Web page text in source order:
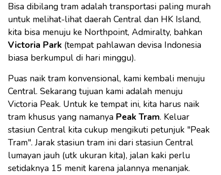
Bisa dibilang tram adalah transportasi paling murah
untuk melihat-lihat daerah Central dan HK Island,
kita bisa menuju ke Northpoint, Admiralty, bahkan
Victoria Park (tempat pahlawan devisa Indonesia
biasa berkumpul di hari minggu).
Puas naik tram konvensional, kami kembali menuju
Central. Sekarang tujuan kami adalah menuju
Victoria Peak. Untuk ke tempat ini, kita harus naik
tram khusus yang namanya Peak Tram. Keluar
stasiun Central kita cukup mengikuti petunjuk "Peak
Tram". Jarak stasiun tram ini dari stasiun Central
lumayan jauh (utk ukuran kita), jalan kaki perlu
setidaknya 15 menit karena jalannya menanjak.